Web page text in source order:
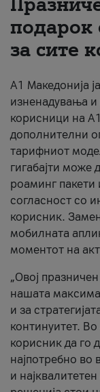
За нас
подарок
за сите
А1 Македонија
изненадувања
корисници на
дополнителни
тарифниот
гигабајти може
роаминг пакети
согласност со
корисник.
мобилната
моментот на
„Овој
нашата
и за
континуитет.
корисник да го
најпотребно во
и